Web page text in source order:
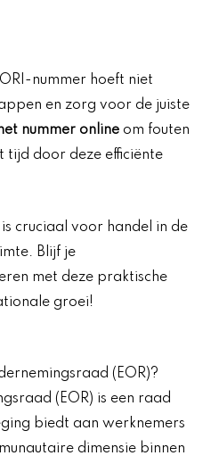
nummer hoeft niet
en zorg voor de juiste
nummer online om fouten
tijd door deze efficiënte
cruciaal voor handel in de
Blijf je
met deze praktische
groei!
(EOR)?
(EOR) is een raad
biedt aan werknemers
dimensie binnen